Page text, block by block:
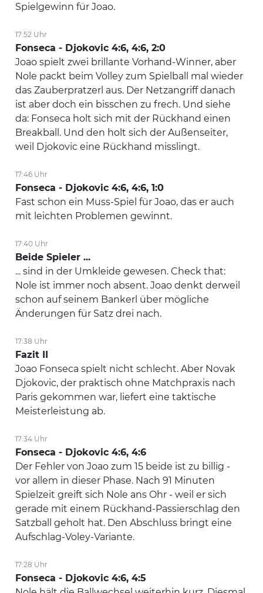
Spielgewinn für Joao.
17:52 Uhr
Fonseca - Djokovic 4:6, 4:6, 2:0
Joao spielt zwei brillante Vorhand-Winner, aber
Nole packt beim Volley zum Spielball mal wieder
das Zauberpratzerl aus. Der Netzangriff danach
ist aber doch ein bisschen zu frech. Und siehe
da: Fonseca holt sich mit der Rückhand einen
Breakball. Und den holt sich der Außenseiter,
weil Djokovic eine Rückhand misslingt.
17:46 Uhr
Fonseca - Djokovic 4:6, 4:6, 1:0
Fast schon ein Muss-Spiel für Joao, das er auch
mit leichten Problemen gewinnt.
17:40 Uhr
Beide Spieler ...
... sind in der Umkleide gewesen. Check that:
Nole ist immer noch absent. Joao denkt derweil
schon auf seinem Bankerl über mögliche
Änderungen für Satz drei nach.
17:38 Uhr
Fazit II
Joao Fonseca spielt nicht schlecht. Aber Novak
Djokovic, der praktisch ohne Matchpraxis nach
Paris gekommen war, liefert eine taktische
Meisterleistung ab.
17:34 Uhr
Fonseca - Djokovic 4:6, 4:6
Der Fehler von Joao zum 15 beide ist zu billig -
vor allem in dieser Phase. Nach 91 Minuten
Spielzeit greift sich Nole ans Ohr - weil er sich
gerade mit einem Rückhand-Passierschlag den
Satzball geholt hat. Den Abschluss bringt eine
Aufschlag-Voley-Variante.
17:28 Uhr
Fonseca - Djokovic 4:6, 4:5